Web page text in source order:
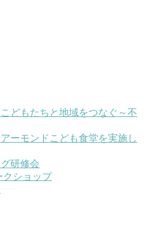
どもたちと地域をつなぐ～不
ーモンドこども食堂を実施し
研修会
クショップ